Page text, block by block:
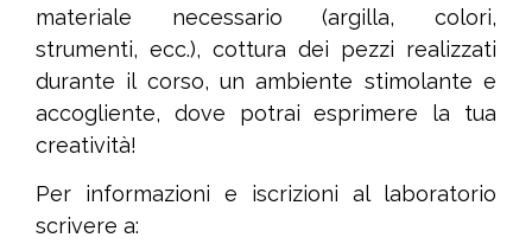
materiale necessario (argilla, colori,
strumenti, ecc.), cottura dei pezzi realizzati
durante il corso, un ambiente stimolante e
accogliente, dove potrai esprimere la tua
creatività!
Per informazioni e iscrizioni al laboratorio
scrivere a: